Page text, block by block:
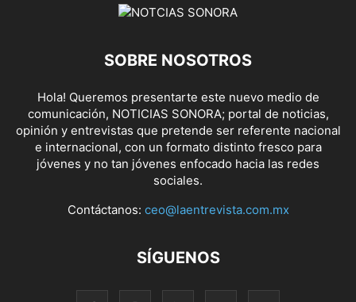
SOBRE NOSOTROS
Hola! Queremos presentarte este nuevo medio de
comunicación, NOTICIAS SONORA; portal de noticias,
opinión y entrevistas que pretende ser referente nacional
e internacional, con un formato distinto fresco para
jóvenes y no tan jóvenes enfocado hacia las redes
sociales.
Contáctanos: ceo@laentrevista.com.mx
SÍGUENOS